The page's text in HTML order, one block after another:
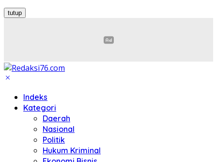
tutup
Indeks
Kategori
Daerah
Nasional
Politik
Hukum Kriminal